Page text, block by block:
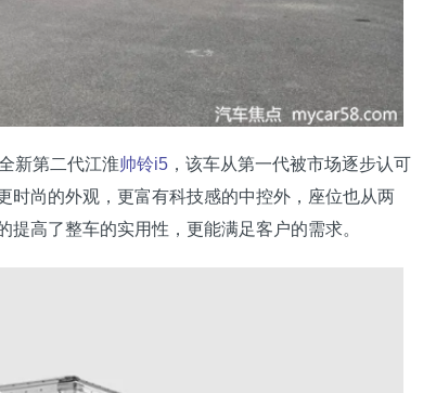
新第二代江淮帅铃i5 ，该车从第一代被市场逐步认可
时尚的外观，更富有科技感的中控外，座位也从两
高了整车的实用性，更能满足客户的需求。